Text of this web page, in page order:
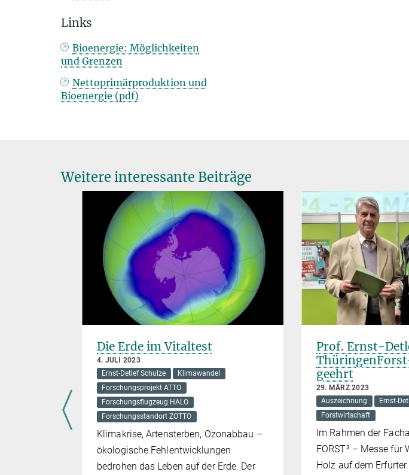
Links
Bioenergie: Möglichkeiten
und Grenzen
Nettoprimärproduktion und
Bioenergie (pdf)
Weitere interessante Beiträge
Die Erde im Vitaltest
4. JULI 2023
Ernst-Detlef Schulze
Klimawandel
Forschungsprojekt ATTO
Forschungsflugzeug HALO
Forschungsstandort ZOTTO
Klimakrise, Artensterben, Ozonabbau –
ökologische Fehlentwicklungen
bedrohen das Leben auf der Erde. Der
Prof. Ernst-
geehrt
29. MÄRZ 2023
Auszeichnung
Ernst-
Forstwirtschaft
Im Rahmen der
FORST³ – Messe für
Holz auf dem